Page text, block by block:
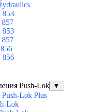
853
853
856
Push-Lok
▼
Push-Lok Plus
Lok